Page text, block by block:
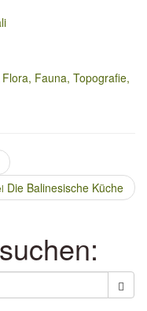
Fauna, Topografie,
Die Balinesische Küche